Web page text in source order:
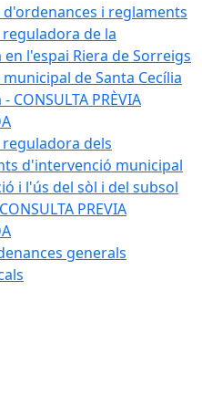
i reglaments
de la
l'espai Riera de Sorreigs
de Santa Cecília
CONSULTA PRÈVIA
dels
d'intervenció municipal
i l'ús del sòl i del subsol
PREVIA
generals